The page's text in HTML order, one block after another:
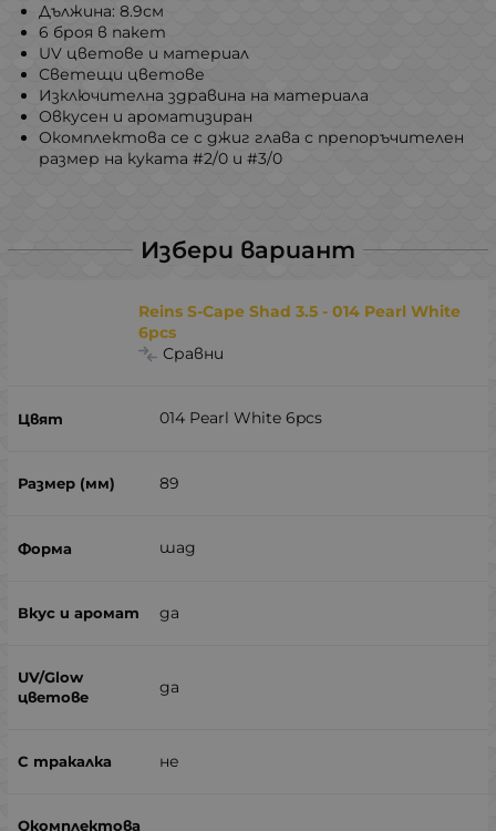
Дължина: 8.9см
6 броя в пакет
UV цветове и материал
Светещи цветове
Изключителна здравина на материала
Овкусен и ароматизиран
Окомплектова се с джиг глава с препоръчителен
размер на куката #2/0 и #3/0
Избери вариант
Reins S-Cape Shad 3.5 - 014 Pearl White
6pcs
Сравни
014 Pearl White 6pcs
89
шад
да
да
не